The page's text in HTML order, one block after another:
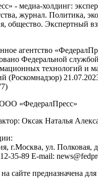
- медиа-холдинг:
журнал. Политика,
общество. Экспертный
агентство
Федеральной
технологий и
(Роскомнадзор)
«ФедералПресс»
Оксак Наталья
г.Москва, ул. Полковая,
35-89 E-mail:
сайте предназначена